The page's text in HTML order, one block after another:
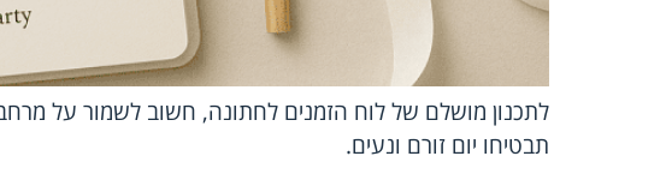
לתכנון מושלם של לוח הזמנים לחתונה, חשוב לשמור על
תבטיחו יום זורם ונעים.